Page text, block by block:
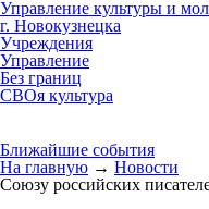
Управление культуры и
г. Новокузнецка
Учреждения
Управление
Без границ
СВОя культура
Ближайшие события
На главную → Новости
Союзу российских